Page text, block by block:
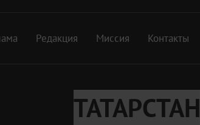
Редакция Миссия Контакты
ТАТАРСТАН